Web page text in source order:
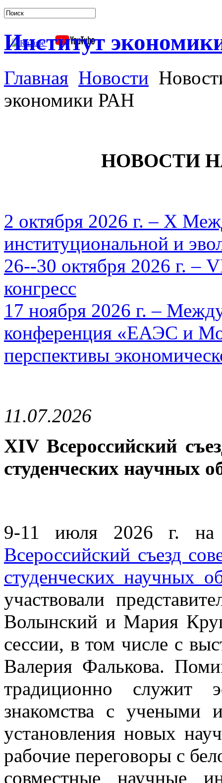
Институт
Главная Новости
экономики РАН
НОВОСТИ
2 октября 2026 г. – X
институциональной и
26--30 октября 2026 г. –
конгресс
17 ноября 2026 г. –
конференция «ЕАЭС и
перспективы
11.07.2026
XIV Всероссийский
студенческих научных
9-11 июля 2026 г. на
Всероссийский съезд
студенческих научных
участвовали
Волынский и Мария
сессии, в том числе с
Валерия Фалькова.
традиционно служит
знакомства с учеными
установления новых
рабочие переговоры с
совместные научные